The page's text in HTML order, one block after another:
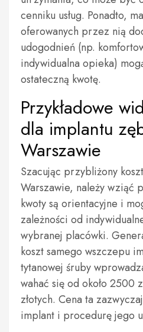
cenniku usług. Ponadto,
oferowanych przez nią
udogodnień (np.
indywidualna opieka)
ostateczną kwotę.
Przykładowe
dla implantu
Warszawie
Szacując przybliżony
Warszawie, należy wziąć
kwoty są orientacyjne i
zależności od
wybranej placówki.
koszt samego wszczepu
tytanowej śruby
wahać się od około 2500
złotych. Cena ta
implant i procedurę jego